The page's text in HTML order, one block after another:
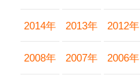
2014年 2013年 2012年
2008年 2007年 2006年